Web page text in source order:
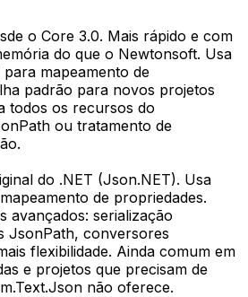
o Core 3.0. Mais rápido e com
do que o Newtonsoft. Usa
mapeamento de
padrão para novos projetos
todos os recursos do
ou tratamento de
do .NET (Json.NET). Usa
de propriedades.
avançados: serialização
JsonPath, conversores
flexibilidade. Ainda comum em
e projetos que precisam de
não oferece.